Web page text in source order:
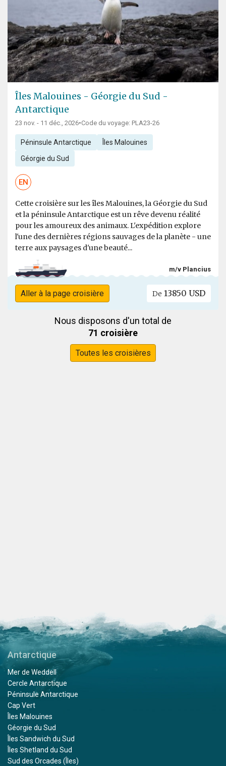
Îles Malouines - Géorgie du Sud -
Antarctique
23 nov. - 11 déc., 2026•Code du voyage: PLA23-26
Péninsule Antarctique Îles Malouines
Géorgie du Sud
EN
Cette croisière sur les îles Malouines, la Géorgie du Sud
et la péninsule Antarctique est un rêve devenu réalité
pour les amoureux des animaux. L'expédition explore
l'une des dernières régions sauvages de la planète - une
terre aux paysages d'une beauté...
m/v Plancius
Aller à la page croisière De 13850 USD
Nous disposons d'un total de
71 croisière
Toutes les croisières
Antarctique
Mer de Weddell
Cercle Antarctique
Péninsule Antarctique
Cap Vert
Îles Malouines
Géorgie du Sud
Îles Sandwich du Sud
Îles Shetland du Sud
Sud des Orcades (Îles)